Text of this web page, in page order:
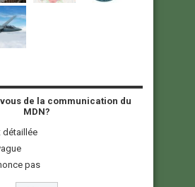
de la communication du
MDN?
détaillée
pas